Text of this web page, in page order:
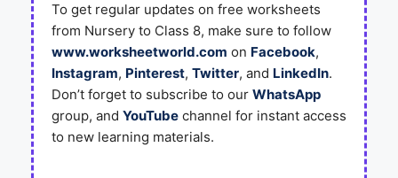
To get regular updates on free worksheets
from Nursery to Class 8, make sure to follow
www.worksheetworld.com on Facebook,
Instagram, Pinterest, Twitter, and LinkedIn.
Don’t forget to subscribe to our WhatsApp
group, and YouTube channel for instant access
to new learning materials.